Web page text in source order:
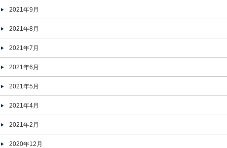
2021年9月
2021年8月
2021年7月
2021年6月
2021年5月
2021年4月
2021年2月
2020年12月